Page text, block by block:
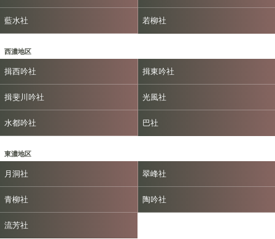
藍水社 若柳社
西濃地区
揖西吟社 揖東吟社
揖斐川吟社 光風社
水都吟社 巴社
東濃地区
月洞社 翠峰社
青柳社 陶吟社
流芳社